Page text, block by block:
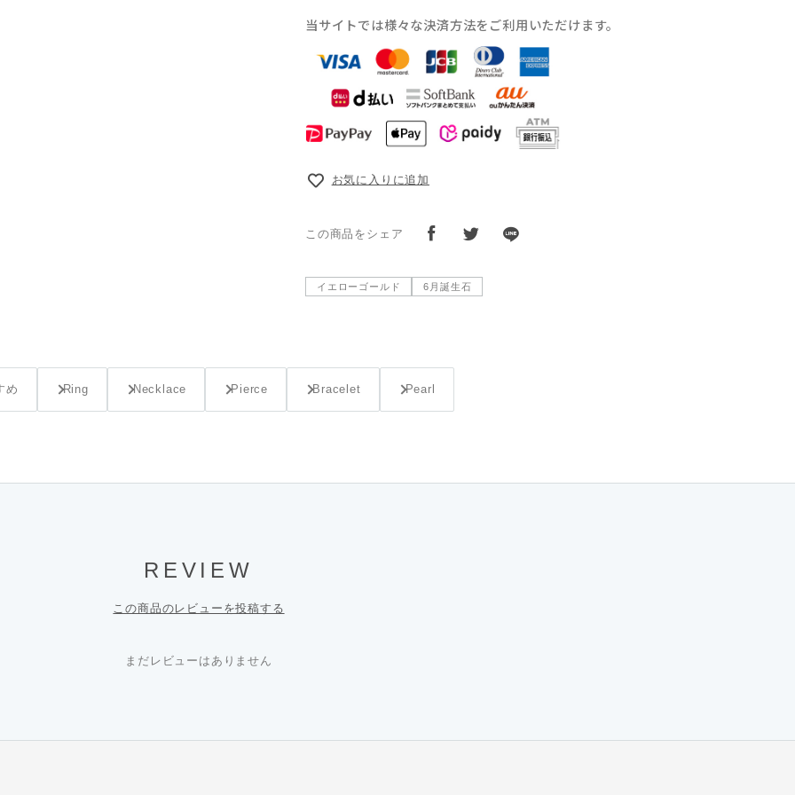
当サイトでは様々な決済方法をご利用いただけます。
お気に入りに追加
この商品をシェア
イエローゴールド 6月誕生石
め Ring Necklace Pierce Bracelet Pearl
REVIEW
この商品のレビューを投稿する
まだレビューはありません